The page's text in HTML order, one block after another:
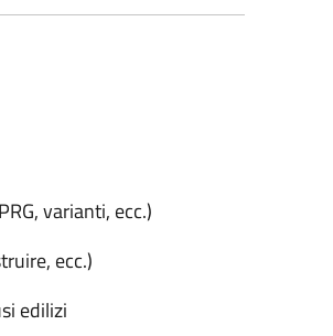
varianti, ecc.)
ecc.)
edilizi